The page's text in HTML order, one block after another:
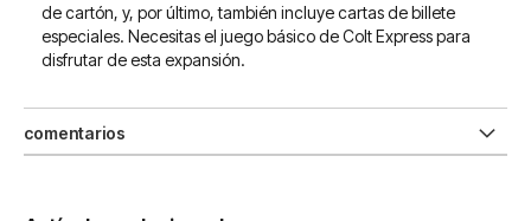
de cartón, y, por último, también incluye cartas de billete
especiales. Necesitas el juego básico de Colt Express para
disfrutar de esta expansión.
comentarios